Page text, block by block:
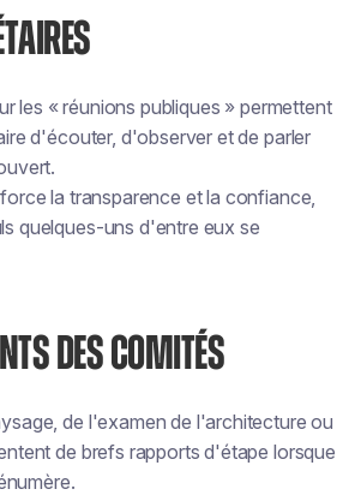
les « réunions publiques » permettent
d'écouter, d'observer et de parler
la transparence et la confiance,
quelques-uns d'entre eux se
DES COMITÉS
de l'examen de l'architecture ou
de brefs rapports d'étape lorsque